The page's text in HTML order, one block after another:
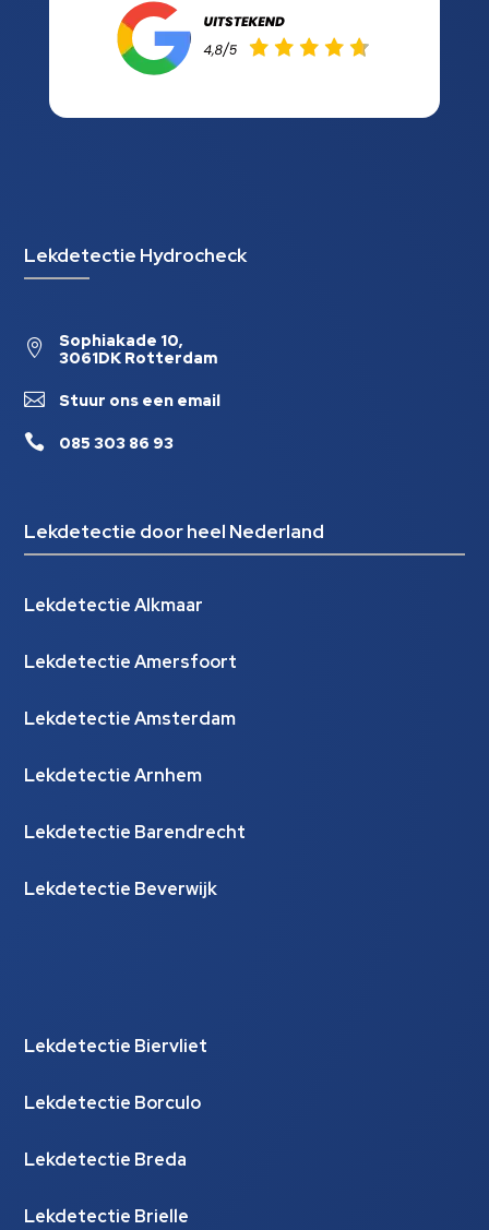
Lekdetectie Hydrocheck

Sophiakade 10,
3061DK Rotterdam
 Stuur ons een email
 085 303 86 93
Lekdetectie door heel Nederland
Lekdetectie Alkmaar
Lekdetectie Amersfoort
Lekdetectie Amsterdam
Lekdetectie Arnhem
Lekdetectie Barendrecht
Lekdetectie Beverwijk
Lekdetectie Biervliet
Lekdetectie Borculo
Lekdetectie Breda
Lekdetectie Brielle